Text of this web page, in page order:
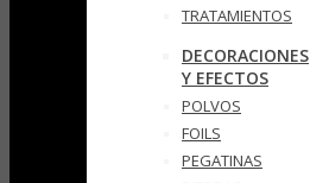
TRATAMIENTOS
DECORACIONES
Y EFECTOS
POLVOS
FOILS
PEGATINAS